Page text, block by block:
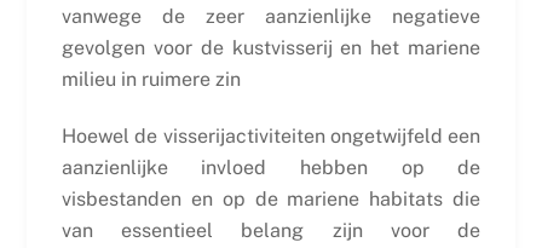
vanwege de zeer aanzienlijke negatieve
gevolgen voor de kustvisserij en het mariene
milieu in ruimere zin
Hoewel de visserijactiviteiten ongetwijfeld een
aanzienlijke invloed hebben op de
visbestanden en op de mariene habitats die
van essentieel belang zijn voor de